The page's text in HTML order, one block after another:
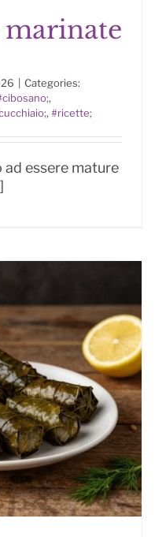
in gelatina
Categories:
,
, #ricette;
essere mature